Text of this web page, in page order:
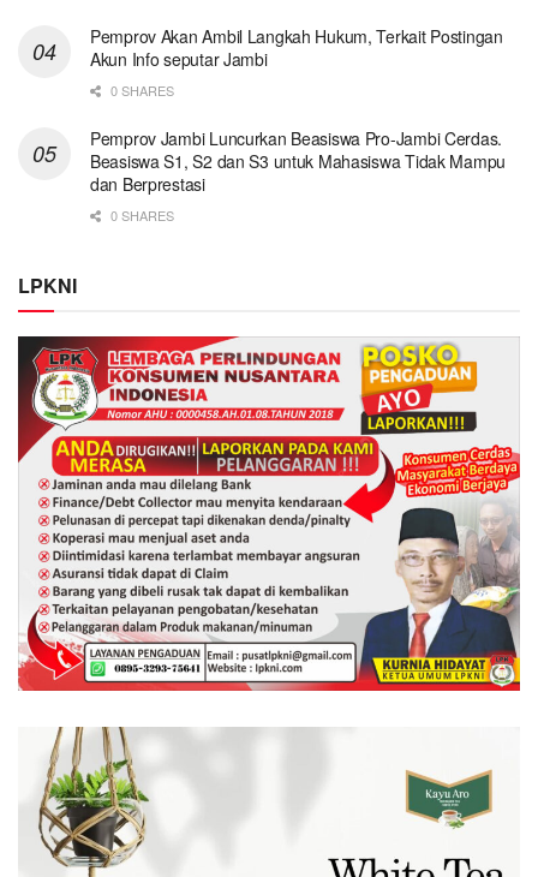
Pemprov Akan Ambil Langkah Hukum, Terkait Postingan
Akun Info seputar Jambi
0 SHARES
Pemprov Jambi Luncurkan Beasiswa Pro-Jambi Cerdas.
Beasiswa S1, S2 dan S3 untuk Mahasiswa Tidak Mampu
dan Berprestasi
0 SHARES
LPKNI